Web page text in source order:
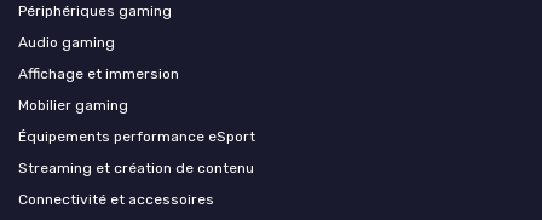
Périphériques gaming
Audio gaming
Affichage et immersion
Mobilier gaming
Équipements performance eSport
Streaming et création de contenu
Connectivité et accessoires